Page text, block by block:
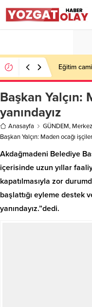
Eğitim
Başkan Yalçın:
yanındayız
Anasayfa GÜNDEM, Merkez
Başkan Yalçın: Maden ocağı
Akdağmadeni Belediye
içerisinde uzun yıllar
kapatılmasıyla zor
başlattığı eyleme destek
yanındayız.”dedi.